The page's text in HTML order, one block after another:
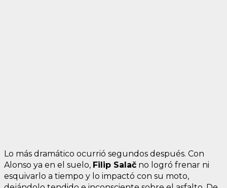
Lo más dramático ocurrió segundos después. Con
Alonso ya en el suelo, Filip Salač no logró frenar ni
esquivarlo a tiempo y lo impactó con su moto,